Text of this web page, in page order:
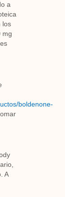
a
los
mg
boldenone-
A